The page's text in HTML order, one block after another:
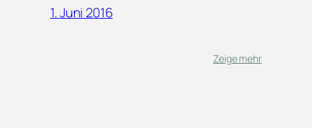
1. Juni 2016
Zeige mehr